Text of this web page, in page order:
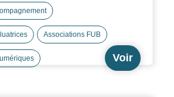
Associations FUB
Voir